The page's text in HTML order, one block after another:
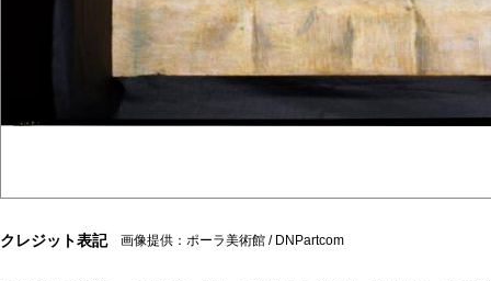
クレジット表記 画像提供：ポーラ美術館 / DNPartcom